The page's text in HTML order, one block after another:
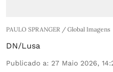
PAULO SPRANGER / Global Imagens
DN/Lusa
Publicado a: 27 Maio 2026,